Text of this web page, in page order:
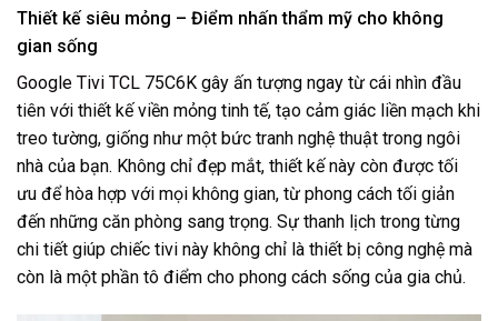
Thiết kế siêu mỏng – Điểm nhấn thẩm mỹ cho không
gian sống
Google Tivi TCL 75C6K gây ấn tượng ngay từ cái nhìn đầu
tiên với thiết kế viền mỏng tinh tế, tạo cảm giác liền mạch khi
treo tường, giống như một bức tranh nghệ thuật trong ngôi
nhà của bạn. Không chỉ đẹp mắt, thiết kế này còn được tối
ưu để hòa hợp với mọi không gian, từ phong cách tối giản
đến những căn phòng sang trọng. Sự thanh lịch trong từng
chi tiết giúp chiếc tivi này không chỉ là thiết bị công nghệ mà
còn là một phần tô điểm cho phong cách sống của gia chủ.